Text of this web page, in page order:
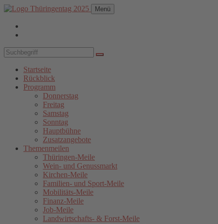
Menü
Startseite
Rückblick
Programm
Donnerstag
Freitag
Samstag
Sonntag
Hauptbühne
Zusatzangebote
Themenmeilen
Thüringen-Meile
Wein- und Genussmarkt
Kirchen-Meile
Familien- und Sport-Meile
Mobilitäts-Meile
Finanz-Meile
Job-Meile
Landwirtschafts- & Forst-Meile